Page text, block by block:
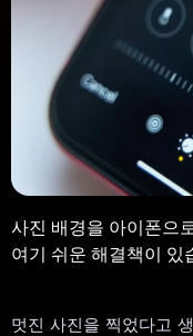
사진 배경을 아이폰으
여기 쉬운 해결책이 있
멋진 사진을 찍었다고